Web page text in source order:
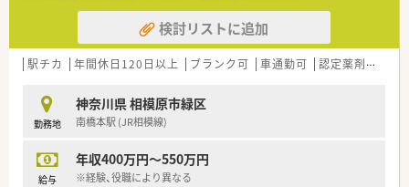
【法人特徴について】
■全国に100店舗規模のネットワークを展開しており、グループ
全体で安定した経営基盤を誇ります。
■社員の意見に耳を傾ける風通しの良い社風であり、時代の変化
■調剤事業のみならず介護事業も手掛けており、多角的な視点か
ら地域医療へ貢献を目指す企業です。
■正社員の募集で年収420万円から520万円が提示されており、
経験や能力がしっかりと考慮されます。
検討リストに追加
駅チカ 年間休日120日以上 ブランク可 車通勤可 認定薬剤師取得支援あり
勤務地
神奈川県 相模原市緑区
南橋本駅 (JR相模線)
給与
年収400万円～550万円
※経験、役職により異なる